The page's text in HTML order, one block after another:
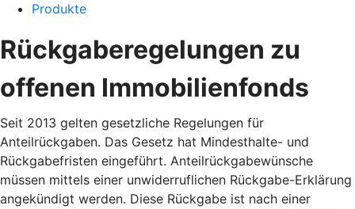
Produkte
Rückgaberegelungen zu
offenen Immobilienfonds
Seit 2013 gelten gesetzliche Regelungen für
Anteilrückgaben. Das Gesetz hat Mindesthalte- und
Rückgabefristen eingeführt. Anteilrückgabewünsche
müssen mittels einer unwiderruflichen Rückgabe-Erklärung
angekündigt werden. Diese Rückgabe ist nach einer